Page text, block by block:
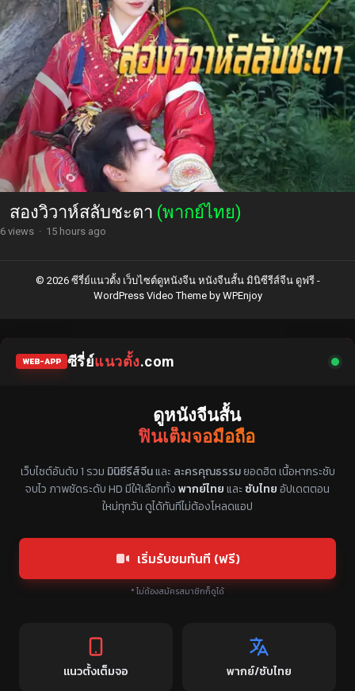
สองวิวาห์สลับชะตา (พากย์ไทย)
6 views · 15 hours ago
© 2026 ซีรี่ย์แนวตั้ง เว็บไซต์ดูหนังจีน หนังจีนสั้น มินิซีรีส์จีน ดูฟรี -
WordPress Video Themeby WPEnjoy
WEB-APP ซีรี่ย์แนวตั้ง.com
ดูหนังจีนสั้น
ฟินเต็มจอมือถือ
เว็บไซต์อันดับ 1 รวม มินิซีรีส์จีนและ ละครคุณธรรมยอดฮิต เนื้อหากระชับ
จบไว ภาพชัดระดับ HD มีให้เลือกทั้งพากย์ไทยและ ซับไทยอัปเดตตอน
ใหม่ทุกวัน ดูได้ทันทีไม่ต้องโหลดแอป
เริ่มรับชมทันที (ฟรี)
* ไม่ต้องสมัครสมาชิกก็ดูได้
แนวตั้งเต็มจอ พากย์/ซับไทย